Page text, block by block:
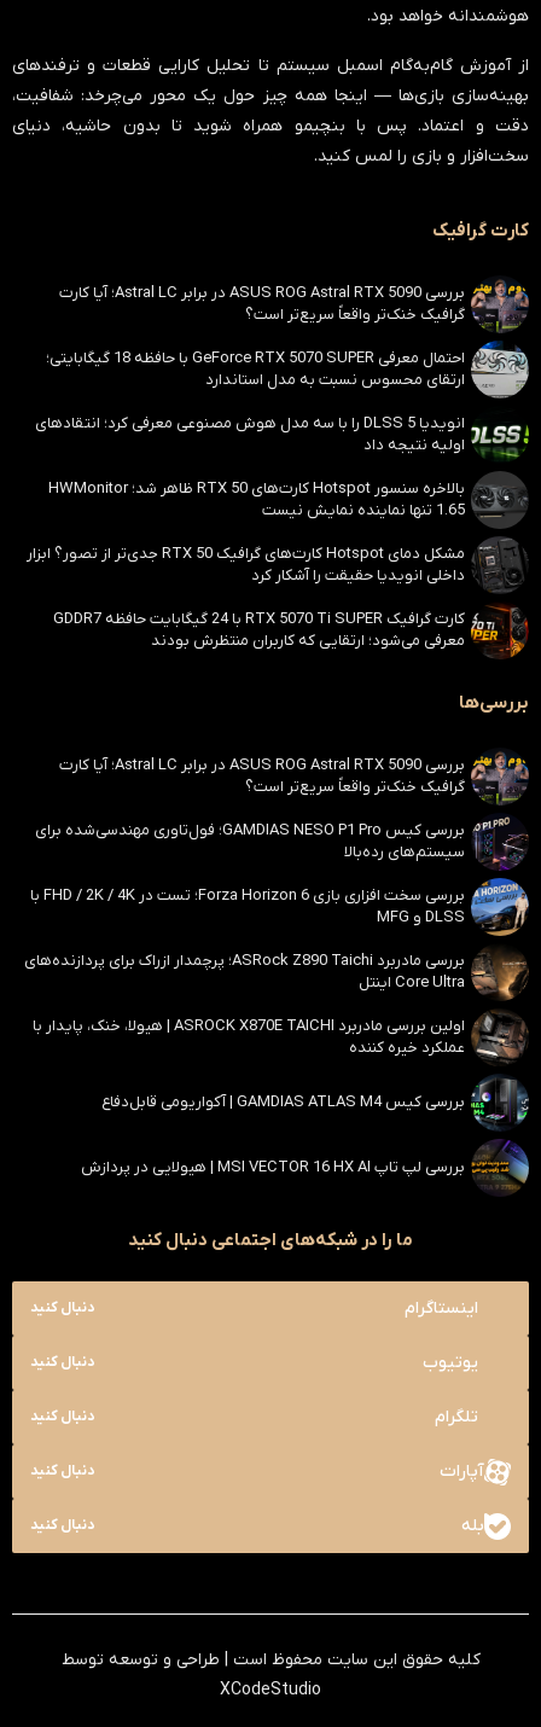
هوشمندانه خواهد بود.
از آموزش گام‌به‌گام اسمبل سیستم تا تحلیل کارایی قطعات و ترفندهای
بهینه‌سازی بازی‌ها — اینجا همه چیز حول یک محور می‌چرخد: شفافیت،
دقت و اعتماد. پس با بنچیمو همراه شوید تا بدون حاشیه، دنیای
سخت‌افزار و بازی را لمس کنید.
کارت گرافیک
بررسی ASUS ROG Astral RTX 5090 در برابر Astral LC؛ آیا کارت
گرافیک خنک‌تر واقعاً سریع‌تر است؟
احتمال معرفی GeForce RTX 5070 SUPER با حافظه 18 گیگابایتی؛
ارتقای محسوس نسبت به مدل استاندارد
انویدیا DLSS 5 را با سه مدل هوش مصنوعی معرفی کرد؛ انتقادهای
اولیه نتیجه داد
بالاخره سنسور Hotspot کارت‌های RTX 50 ظاهر شد؛ HWMonitor
1.65 تنها نماینده نمایش نیست
مشکل دمای Hotspot کارت‌های گرافیک RTX 50 جدی‌تر از تصور؟ ابزار
داخلی انویدیا حقیقت را آشکار کرد
کارت گرافیک RTX 5070 Ti SUPER با 24 گیگابایت حافظه GDDR7
معرفی می‌شود؛ ارتقایی که کاربران منتظرش بودند
بررسی‌ها
بررسی ASUS ROG Astral RTX 5090 در برابر Astral LC؛ آیا کارت
گرافیک خنک‌تر واقعاً سریع‌تر است؟
بررسی کیس GAMDIAS NESO P1 Pro؛ فول‌تاوری مهندسی‌شده برای
سیستم‌های رده‌بالا
بررسی سخت افزاری بازی Forza Horizon 6؛ تست در FHD / 2K / 4K با
DLSS و MFG
بررسی مادربرد ASRock Z890 Taichi؛ پرچمدار ازراک برای پردازنده‌های
Core Ultra اینتل
اولین بررسی مادربرد ASROCK X870E TAICHI | هیولا، خنک، پایدار با
عملکرد خیره کننده
بررسی کیس GAMDIAS ATLAS M4 | آکواریومی قابل‌دفاع
بررسی لپ تاپ MSI VECTOR 16 HX AI | هیولایی در پردازش
ما را در شبکه‌های اجتماعی دنبال کنید
اینستاگرام دنبال کنید
یوتیوب دنبال کنید
تلگرام دنبال کنید
آپارات دنبال کنید
بله دنبال کنید
کلیه حقوق این سایت محفوظ است | طراحی و توسعه توسط
XCodeStudio